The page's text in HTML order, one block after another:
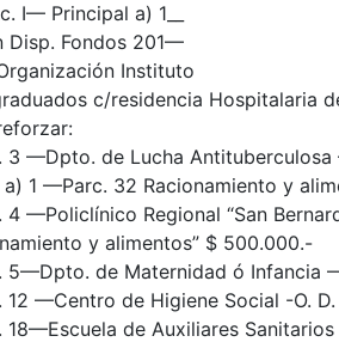
I— Principal a) 1__
Disp. Fondos 201—
Instituto
c/residencia Hospitalaria
3 —Dpto. de Lucha
a) 1 —Parc. 32 Racionamiento y
4 —Policlínico Regional “San
y alimentos” $ 500.000.-
5—Dpto. de Maternidad ó Infancia
12 —Centro de Higiene Social -O.
18—Escuela de Auxiliares